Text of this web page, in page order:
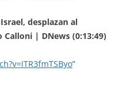
desplazan al
| DNews (0:13:49)
”